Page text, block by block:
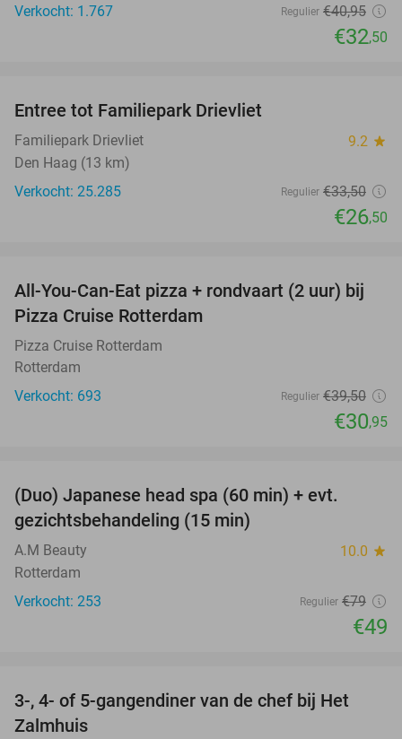
Verkocht: 1.767
Regulier €40,95
€32,50
Entree tot Familiepark Drievliet
Familiepark Drievliet 9.2 star
Den Haag (13 km)
Verkocht: 25.285
Regulier €33,50
€26,50
22%
All-You-Can-Eat pizza + rondvaart (2 uur) bij
Pizza Cruise Rotterdam
Pizza Cruise Rotterdam
Rotterdam
Verkocht: 693
Regulier €39,50
€30,95
(Duo) Japanese head spa (60 min) + evt.
gezichtsbehandeling (15 min)
A.M Beauty 10.0 star
Rotterdam
Verkocht: 253
Regulier €79
€49
34%
3-, 4- of 5-gangendiner van de chef bij Het
Zalmhuis